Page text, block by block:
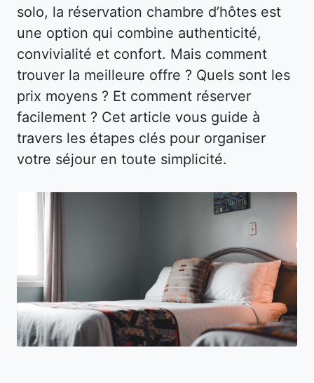
solo, la réservation chambre d’hôtes est
une option qui combine authenticité,
convivialité et confort. Mais comment
trouver la meilleure offre ? Quels sont les
prix moyens ? Et comment réserver
facilement ? Cet article vous guide à
travers les étapes clés pour organiser
votre séjour en toute simplicité.